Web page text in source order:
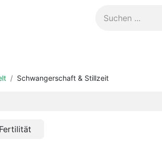
Schwangerschaft & Stillzeit
Fertilität